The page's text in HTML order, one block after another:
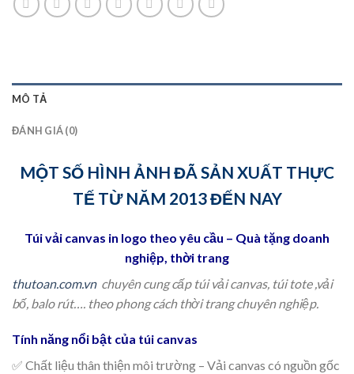
MÔ TẢ
ĐÁNH GIÁ (0)
MỘT SỐ HÌNH ẢNH ĐÃ SẢN XUẤT THỰC
TẾ TỪ NĂM 2013 ĐẾN NAY
Túi vải canvas in logo theo yêu cầu – Quà tặng doanh
nghiệp, thời trang
thutoan.com.vnchuyên cung cấp túi vải canvas, túi tote ,vải
bố, balo rút…. theo phong cách thời trang chuyênnghiệp.
Tính năng nổi bật của túi canvas
✅ Chất liệu thân thiện môi trường – Vải canvas có nguồn gốc